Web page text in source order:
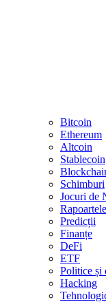
Bitcoin
Ethereum
Altcoin
Stablecoin
Schimburi
Jocuri de
Predicții
Finanțe
DeFi
ETF
Politice și
Hacking